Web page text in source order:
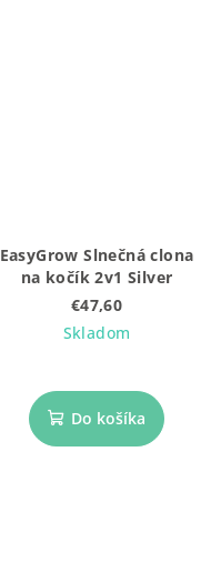
EasyGrow Slnečná clona
na kočík 2v1 Silver
€47,60
Skladom
Do košíka